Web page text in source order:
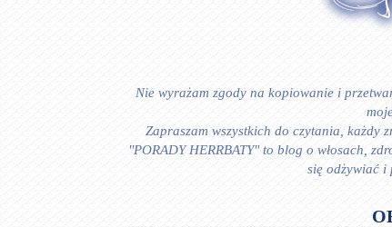
Nie wyrażam zgody na kopiowanie i
Zapraszam wszystkich do czytania, każdy
"PORADY HERRBATY" to blog o włosach,
się odżywiać i